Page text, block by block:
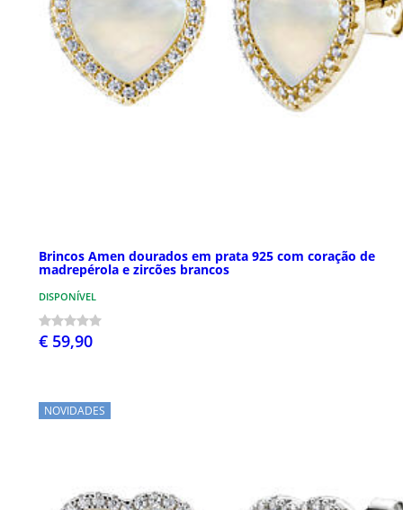
Brincos Amen dourados em prata 925 com coração de
madrepérola e zircões brancos
DISPONÍVEL
€ 59,90
NOVIDADES